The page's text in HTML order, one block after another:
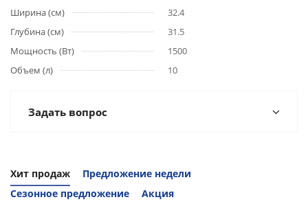
Ширина (см)
32.4
Глубина (см)
31.5
Мощность (Вт)
1500
Объем (л)
10
Задать вопрос
Хит продаж
Предложение недели
Сезонное предложение
Акция